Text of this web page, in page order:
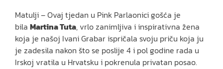
Matulji – Ovaj tjedan u Pink Parlaonici gošća je
bila Martina Tuta, vrlo zanimljiva i inspirativna žena
koja je našoj Ivani Grabar ispričala svoju priču koja ju
je zadesila nakon što se poslije 4 i pol godine rada u
Irskoj vratila u Hrvatsku i pokrenula privatan posao.